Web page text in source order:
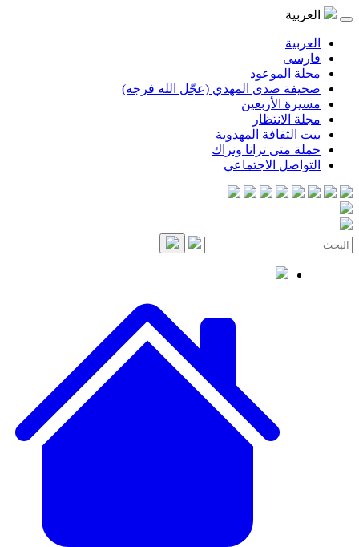
المهدي (عجّل الله فرجه)
المهدوية
ترانا ونراك
الاجتماعي